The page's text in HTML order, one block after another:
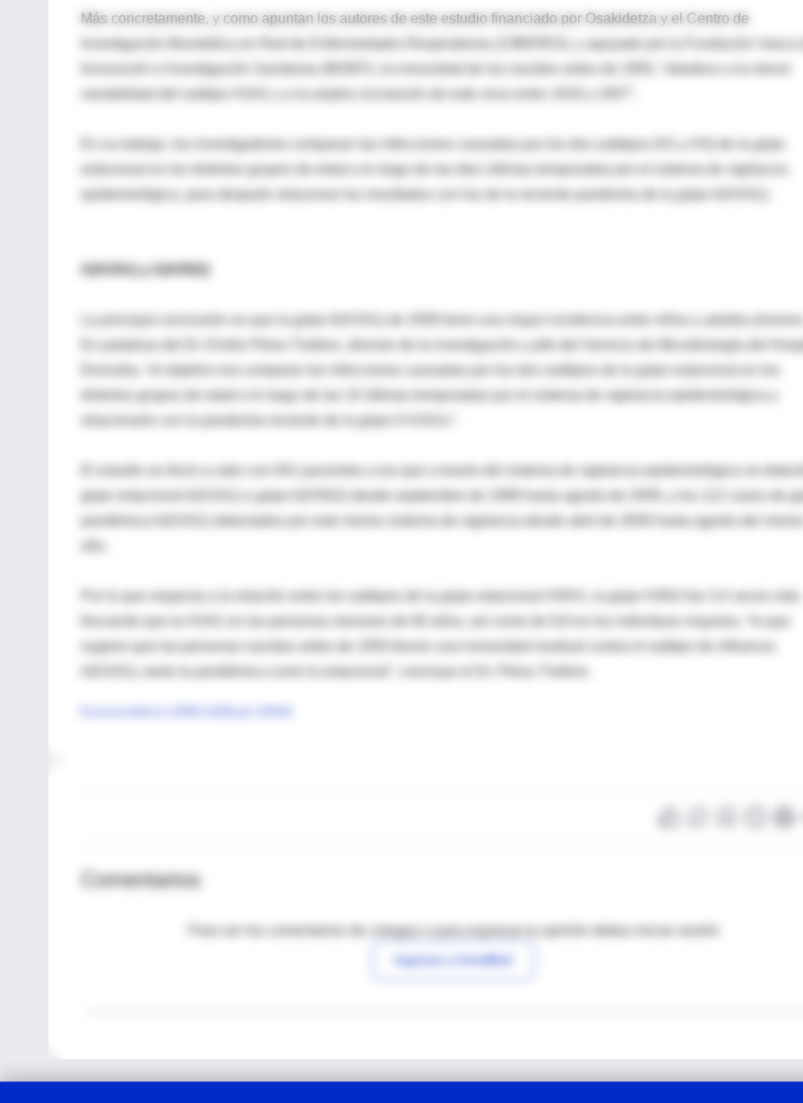
Más concretamente, y como apuntan los autores de este estudio financiado por Osakidetza y el Centro de
Investigación Biomédica en Red de Enfermedades Respiratorias (CIBERES), y apoyado por la Fundación Vasca
Innovación e Investigación Sanitarias (BIOEF), la inmunidad de los nacidos antes de 1950, “obedece a la menor
En su trabajo, los investigadores comparan las infecciones causadas por los dos subtipos (H1 y H3) de la gripe
estacional en los distintos grupos de edad a lo largo de las diez últimas temporadas por el sistema de vigilancia
epidemiológica, para después relacionar los resultados con los de la reciente pandemia de la gripe A(H1N1).
La principal conclusión es que la gripe A(H1N1) de 2009 tiene una mayor incidencia entre niños y adultos
En palabras del Dr. Emilio Pérez-Trallero, director de la investigación y jefe del Servicio de Microbiología del
distintos grupos de edad a lo largo de las 10 últimas temporadas por el sistema de vigilancia epidemiológica y
El estudio se llevó a cabo con 941 pacientes a los que a través del sistema de vigilancia epidemiológica se
gripe estacional A(H1N1) o gripe A(H3N2) desde septiembre de 1999 hasta agosto de 2009, y los 112 casos de
pandémica A(H1N1) detectados por este mismo sistema de vigilancia desde abril de 2009 hasta agosto del
frecuente que la H1N1 en las personas menores de 60 años, así como de 9,8 en los individuos mayores, “lo que
sugiere que las personas nacidas antes de 1950 tienen una inmunidad residual contra el subtipo de influenza
Comentarios
Para ver los comentarios de colegas o para expresar tu opinión debes iniciar sesión
Ingresar a IntraMed